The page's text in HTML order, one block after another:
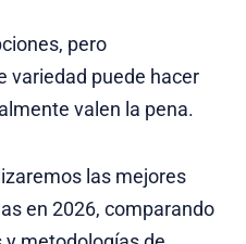
pero
variedad puede hacer
valen la pena.
las mejores
en 2026, comparando